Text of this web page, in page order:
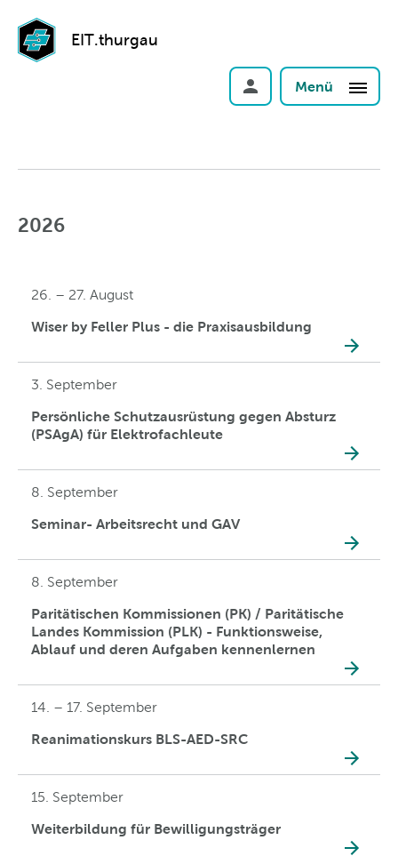
EIT.thurgau
Menü
2026
26. – 27. August
Wiser by Feller Plus - die Praxisausbildung
3. September
Persönliche Schutzausrüstung gegen Absturz
(PSAgA) für Elektrofachleute
8. September
Seminar- Arbeitsrecht und GAV
8. September
Paritätischen Kommissionen (PK) / Paritätische
Landes Kommission (PLK) - Funktionsweise,
Ablauf und deren Aufgaben kennenlernen
14. – 17. September
Reanimationskurs BLS-AED-SRC
15. September
Weiterbildung für Bewilligungsträger